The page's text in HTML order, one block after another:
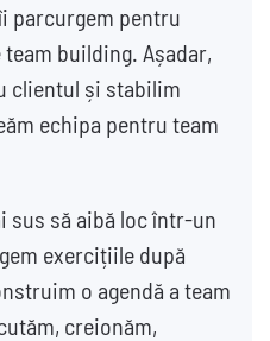
parcurgem pentru
building. Așadar,
clientul și stabilim
echipa pentru team
sus să aibă loc într-un
exercițiile după
o agendă a team
creionăm,